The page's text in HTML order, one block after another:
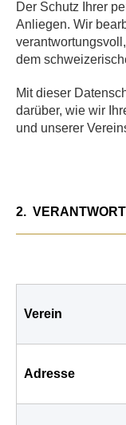
Der Schutz Ihrer
Anliegen. Wir
dem
Mit dieser
darüber, wie wir
und unserer
2.
Verein
Adresse